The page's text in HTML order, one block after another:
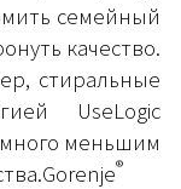
семейный
качество.
стиральные
UseLogic
меньшим
®